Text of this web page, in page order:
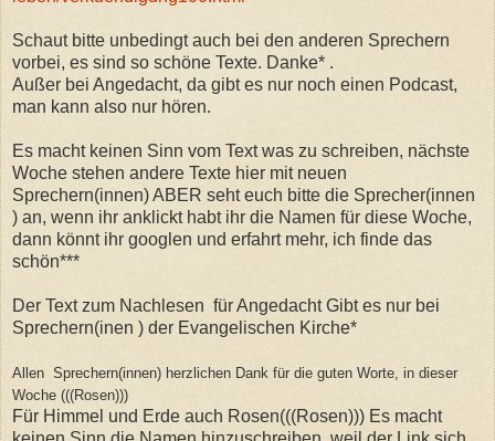
Schaut bitte unbedingt auch bei den anderen Sprechern
vorbei, es sind so schöne Texte. Danke* .
Außer bei Angedacht, da gibt es nur noch einen Podcast,
man kann also nur hören.
Es macht keinen Sinn vom Text was zu schreiben, nächste
Woche stehen andere Texte hier mit neuen
Sprechern(innen) ABER seht euch bitte die Sprecher(innen
) an, wenn ihr anklickt habt ihr die Namen für diese Woche,
dann könnt ihr googlen und erfahrt mehr, ich finde das
schön***
Der Text zum Nachlesen für Angedacht Gibt es nur bei
Sprechern(inen ) der Evangelischen Kirche*
Allen Sprechern(innen) herzlichen Dank für die guten Worte, in dieser
Woche (((Rosen)))
Für Himmel und Erde auch Rosen(((Rosen))) Es macht